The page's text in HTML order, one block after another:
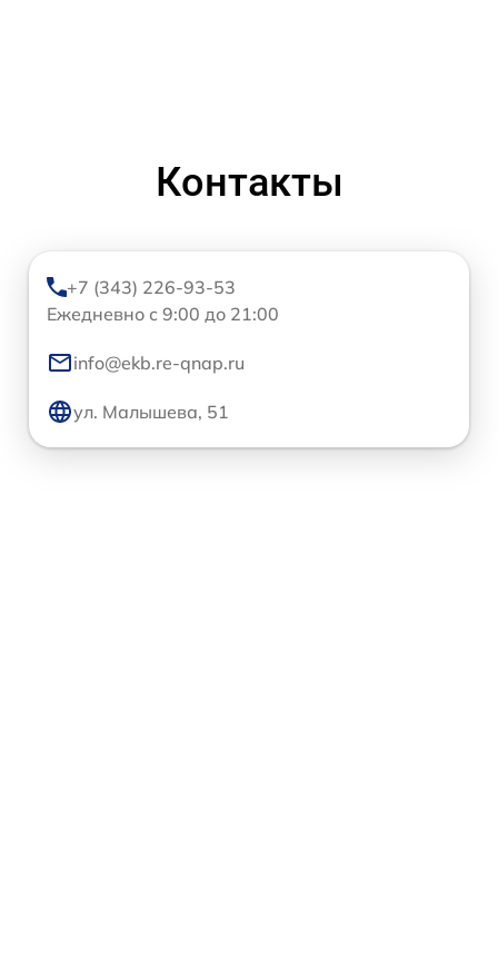
Контакты
+7 (343) 226-93-53
Ежедневно с 9:00 до 21:00
info@ekb.re-qnap.ru
ул. Малышева, 51